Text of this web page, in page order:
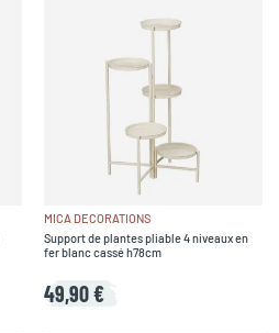
MICA DECORATIONS
Support de plantes pliable 4 niveaux en
fer blanc cassé h78cm
49,90 €